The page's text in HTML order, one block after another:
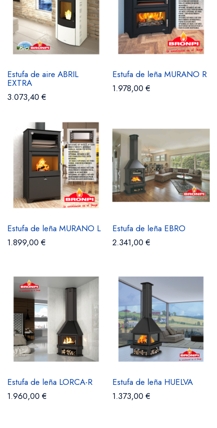
Estufa de aire ABRIL
EXTRA
3.073,40 €
Estufa de leña MURANO R
1.978,00 €
Estufa de leña MURANO L
1.899,00 €
Estufa de leña EBRO
2.341,00 €
Estufa de leña LORCA-R
1.960,00 €
Estufa de leña HUELVA
1.373,00 €